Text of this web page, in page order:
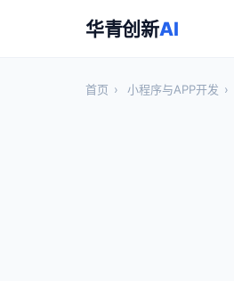
华青创新AI
首页 › 小程序与APP开发 ›